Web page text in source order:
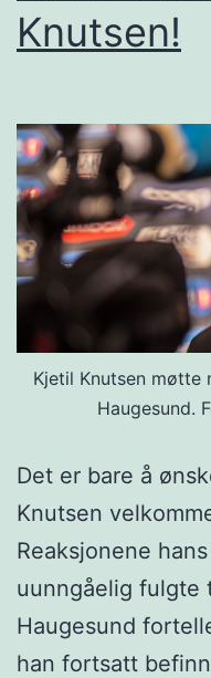
Knutsen!
Kjetil Knutsen møtte
Haugesund.
Det er bare å
Knutsen
Reaksjonene
uunngåelig fulgte
Haugesund
han fortsatt